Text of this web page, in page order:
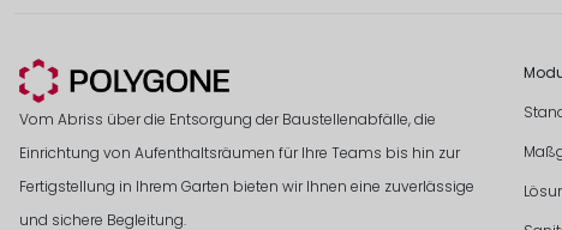
Vom Abriss über die Entsorgung der Baustellenabfälle, die
Einrichtung von Aufenthaltsräumen für Ihre Teams bis hin zur
Fertigstellung in Ihrem Garten bieten wir Ihnen eine zuverlässige
und sichere Begleitung.